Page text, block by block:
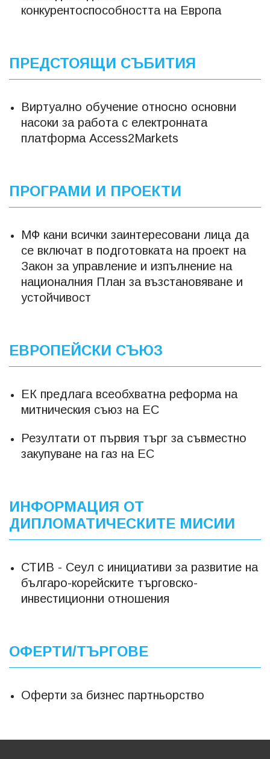
конкурентоспособността на Европа
ПРЕДСТОЯЩИ СЪБИТИЯ
Виртуално обучение относно основни
насоки за работа с електронната
платформа Access2Markets
ПРОГРАМИ И ПРОЕКТИ
МФ кани всички заинтересовани лица да
се включат в подготовката на проект на
Закон за управление и изпълнение на
националния План за възстановяване и
устойчивост
ЕВРОПЕЙСКИ СЪЮЗ
ЕК предлага всеобхватна реформа на
митническия съюз на ЕС
Резултати от първия търг за съвместно
закупуване на газ на ЕС
ИНФОРМАЦИЯ ОТ
ДИПЛОМАТИЧЕСКИТЕ МИСИИ
СТИВ - Сеул с инициативи за развитие на
българо-корейските търговско-
инвестиционни отношения
ОФЕРТИ/ТЪРГОВЕ
Оферти за бизнес партньорство